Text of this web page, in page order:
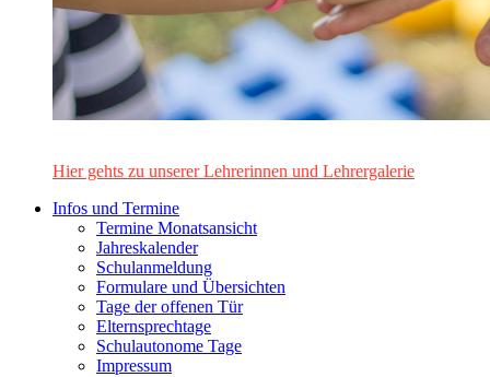
Hier gehts zu unserer Lehrerinnen und Lehrergalerie
Infos und Termine
Termine Monatsansicht
Jahreskalender
Schulanmeldung
Formulare und Übersichten
Tage der offenen Tür
Elternsprechtage
Schulautonome Tage
Impressum